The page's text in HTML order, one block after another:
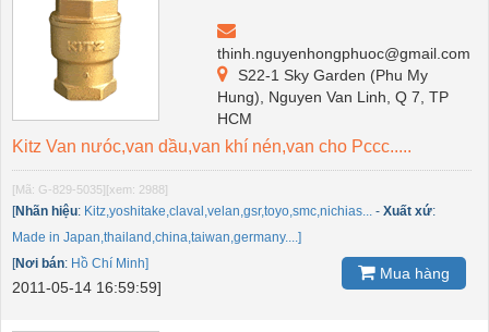
thinh.nguyenhongphuoc@gmail.com
S22-1 Sky Garden (Phu My
Hung), Nguyen Van Linh, Q 7, TP
HCM
Kitz Van nưóc,van dầu,van khí nén,van cho Pccc.....
[Mã: G-829-5035][xem: 2988]
[Nhãn hiệu: Kitz,yoshitake,claval,velan,gsr,toyo,smc,nichias... - Xuất xứ:
Made in Japan,thailand,china,taiwan,germany....]
[Nơi bán: Hồ Chí Minh]
2011-05-14 16:59:59]
Mua hàng